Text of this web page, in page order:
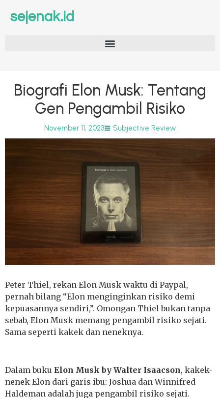
sejenak.id
Biografi Elon Musk: Tentang
Gen Pengambil Risiko
November 11, 2023 Subjective Review
Peter Thiel, rekan Elon Musk waktu di Paypal,
pernah bilang “Elon menginginkan risiko demi
kepuasannya sendiri,”. Omongan Thiel bukan tanpa
sebab, Elon Musk memang pengambil risiko sejati.
Sama seperti kakek dan neneknya.
Dalam buku Elon Musk by Walter Isaacson, kakek-
nenek Elon dari garis ibu: Joshua dan Winnifred
Haldeman adalah juga pengambil risiko sejati.